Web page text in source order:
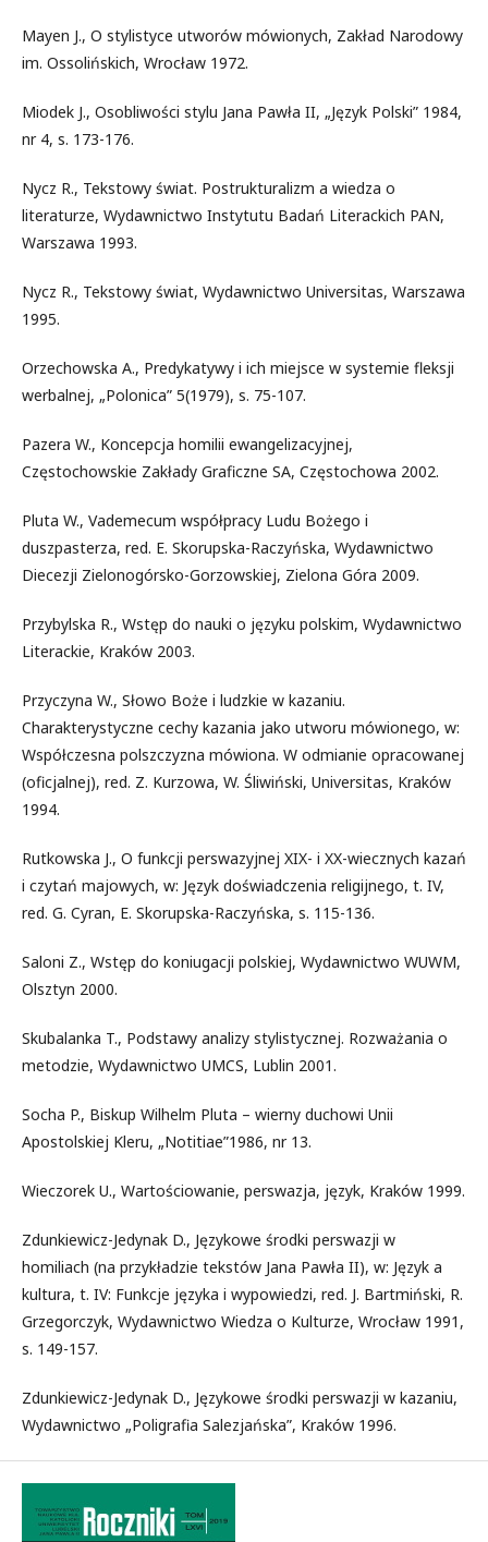
Mayen J., O stylistyce utworów mówionych, Zakład Narodowy
im. Ossolińskich, Wrocław 1972.
Miodek J., Osobliwości stylu Jana Pawła II, „Język Polski” 1984,
nr 4, s. 173-176.
Nycz R., Tekstowy świat. Postrukturalizm a wiedza o
literaturze, Wydawnictwo Instytutu Badań Literackich PAN,
Warszawa 1993.
Nycz R., Tekstowy świat, Wydawnictwo Universitas, Warszawa
1995.
Orzechowska A., Predykatywy i ich miejsce w systemie fleksji
werbalnej, „Polonica” 5(1979), s. 75-107.
Pazera W., Koncepcja homilii ewangelizacyjnej,
Częstochowskie Zakłady Graficzne SA, Częstochowa 2002.
Pluta W., Vademecum współpracy Ludu Bożego i
duszpasterza, red. E. Skorupska-Raczyńska, Wydawnictwo
Diecezji Zielonogórsko-Gorzowskiej, Zielona Góra 2009.
Przybylska R., Wstęp do nauki o języku polskim, Wydawnictwo
Literackie, Kraków 2003.
Przyczyna W., Słowo Boże i ludzkie w kazaniu.
Charakterystyczne cechy kazania jako utworu mówionego, w:
Współczesna polszczyzna mówiona. W odmianie opracowanej
(oficjalnej), red. Z. Kurzowa, W. Śliwiński, Universitas, Kraków
1994.
Rutkowska J., O funkcji perswazyjnej XIX- i XX-wiecznych kazań
i czytań majowych, w: Język doświadczenia religijnego, t. IV,
red. G. Cyran, E. Skorupska-Raczyńska, s. 115-136.
Saloni Z., Wstęp do koniugacji polskiej, Wydawnictwo WUWM,
Olsztyn 2000.
Skubalanka T., Podstawy analizy stylistycznej. Rozważania o
metodzie, Wydawnictwo UMCS, Lublin 2001.
Socha P., Biskup Wilhelm Pluta – wierny duchowi Unii
Apostolskiej Kleru, „Notitiae”1986, nr 13.
Wieczorek U., Wartościowanie, perswazja, język, Kraków 1999.
Zdunkiewicz-Jedynak D., Językowe środki perswazji w
homiliach (na przykładzie tekstów Jana Pawła II), w: Język a
kultura, t. IV: Funkcje języka i wypowiedzi, red. J. Bartmiński, R.
Grzegorczyk, Wydawnictwo Wiedza o Kulturze, Wrocław 1991,
s. 149-157.
Zdunkiewicz-Jedynak D., Językowe środki perswazji w kazaniu,
Wydawnictwo „Poligrafia Salezjańska”, Kraków 1996.